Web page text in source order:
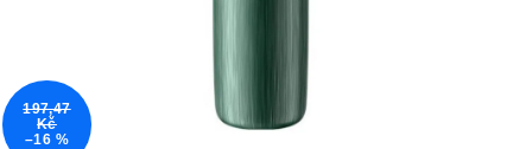
197,47
Kč
–16 %